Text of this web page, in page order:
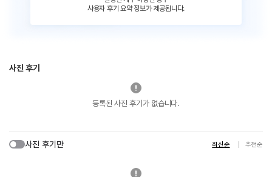
사용자 후기 요약 정보가 제공됩니다.
사진 후기
등록된 사진 후기가 없습니다.
사진 후기만 최신순 추천순